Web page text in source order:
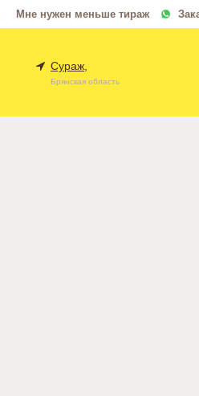
Мне нужен меньше тираж
Сураж,
Брянская область